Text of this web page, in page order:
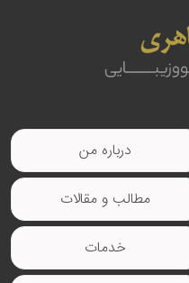
درباره من
مطالب و مقالات
خدمات